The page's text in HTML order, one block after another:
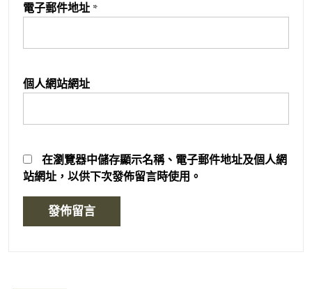
電子郵件地址 *
個人網站網址
在瀏覽器中儲存顯示名稱、電子郵件地址及個人網
站網址，以供下次發佈留言時使用。